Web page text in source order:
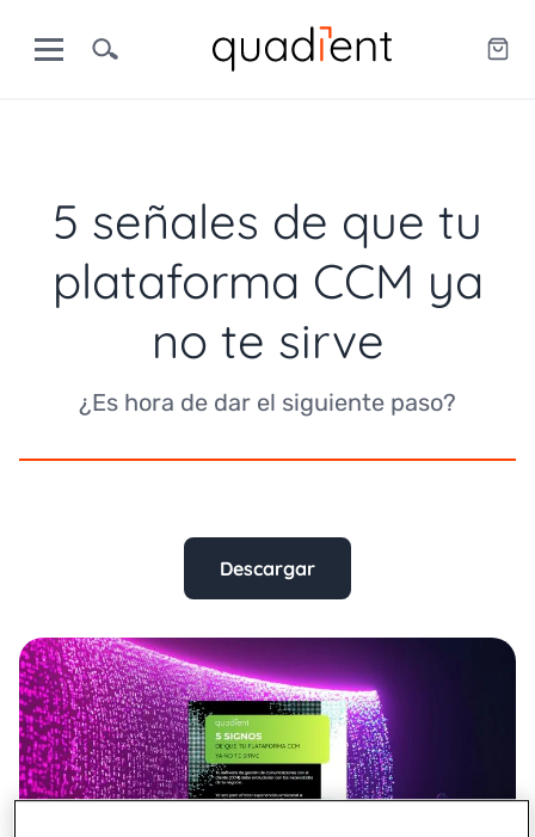
5 señales de que tu
plataforma CCM ya
no te sirve
¿Es hora de dar el siguiente paso?
Descargar